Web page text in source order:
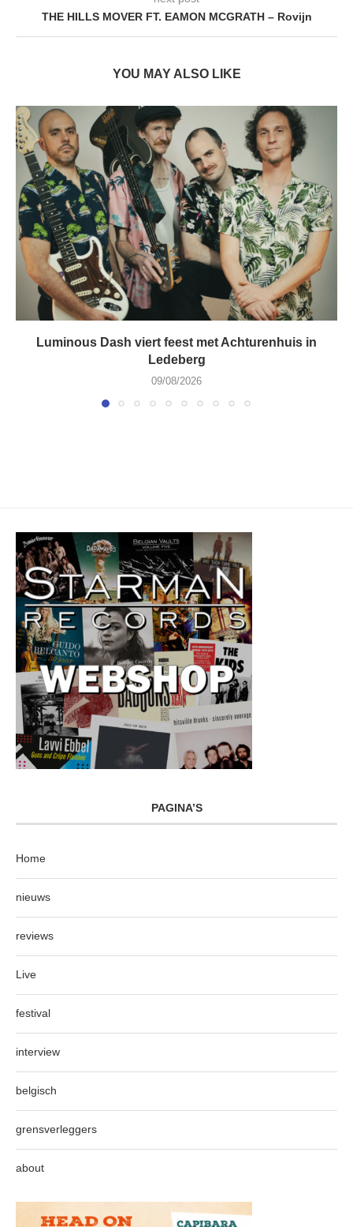
THE HILLS MOVER FT. EAMON MCGRATH – Rovijn
YOU MAY ALSO LIKE
Luminous Dash viert feest met Achturenhuis in
Ledeberg
09/08/2026
PAGINA’S
Home
nieuws
reviews
Live
festival
interview
belgisch
grensverleggers
about